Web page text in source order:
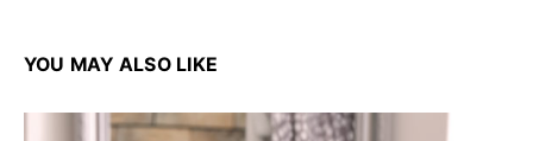
YOU MAY ALSO LIKE